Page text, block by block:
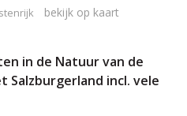
bekijk op kaart
in de Natuur van de
Salzburgerland incl. vele